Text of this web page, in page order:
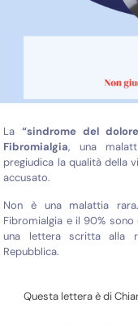
La “sindrome del
Fibromialgia, una
pregiudica la qualità della
accusato.
Non è una malattia
Fibromialgia e il 90%
una lettera scritta alla
Repubblica.
Questa lettera è di